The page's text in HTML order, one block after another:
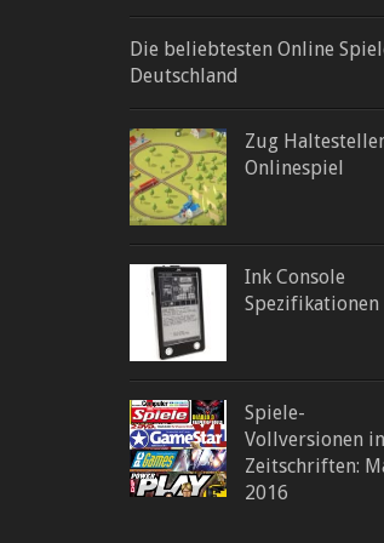
Die beliebtesten Online
Deutschland
Zug
Onlinespiel
Ink Console
Spezifikationen
Spiele-
Vollversionen in
Zeitschriften:
2016